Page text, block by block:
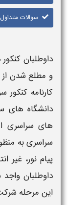
سوالات متداول
داوطلبان
و مطلع شدن از
کارنامه کنکور
دانشگاه های
های سراسری
سراسری به
پیام نور، غیر
داوطلبان
این مرحله